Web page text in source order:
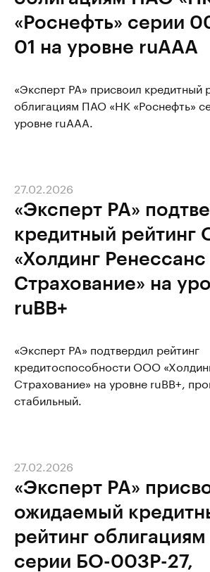
«Роснефть» серии
01 на уровне ruAAA
«Эксперт РА» присвоил кредитный
облигациям ПАО «НК «Роснефть»
уровне ruAAA.
«Эксперт РА»
кредитный
«Холдинг Ренессанс
Страхование» на
ruВВ+
27.02.2026
«Эксперт РА» подтвердил рейтинг
кредитоспособности ООО
Страхование» на уровне ruВВ+,
стабильный.
«Эксперт РА»
ожидаемый
рейтинг облигациям
серии БО-003Р-27,
27.02.2026